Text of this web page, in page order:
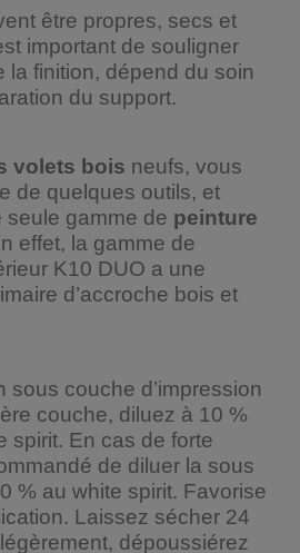
être propres, secs et
important de souligner
la finition, dépend du soin
du support.
volets bois neufs, vous
de quelques outils, et
seule gamme de peinture
effet, la gamme de
K10 DUO a une
d’accroche bois et
sous couche d’impression
couche, diluez à 10 %
spirit. En cas de forte
de diluer la sous
% au white spirit. Favorise
Laissez sécher 24
dépoussiérez